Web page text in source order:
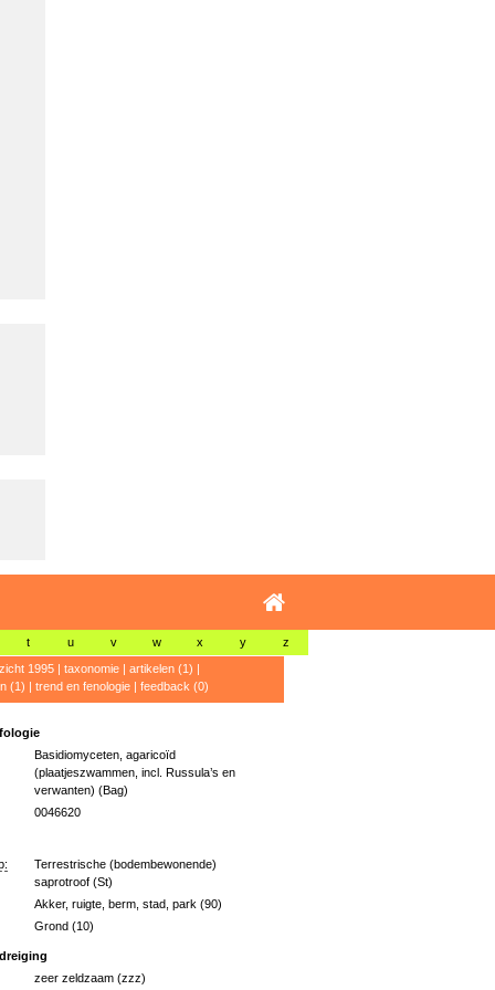
t u v w x y z
1995| taxonomie| artikelen (1) |
(1) | trend en fenologie| feedback (0)
Basidiomyceten, agaricoïd
(plaatjeszwammen, incl. Russula’s en
verwanten) (Bag)
0046620
Terrestrische (bodembewonende)
saprotroof (St)
Akker, ruigte, berm, stad, park (90)
Grond (10)
zeer zeldzaam (zzz)